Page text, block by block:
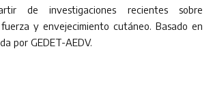
de investigaciones recientes sobre
y envejecimiento cutáneo. Basado en
por GEDET-AEDV.